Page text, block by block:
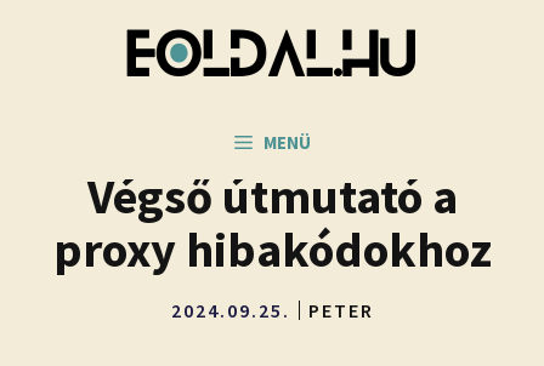
MENÜ
Végső útmutató a
proxy hibakódokhoz
2024.09.25. PETER